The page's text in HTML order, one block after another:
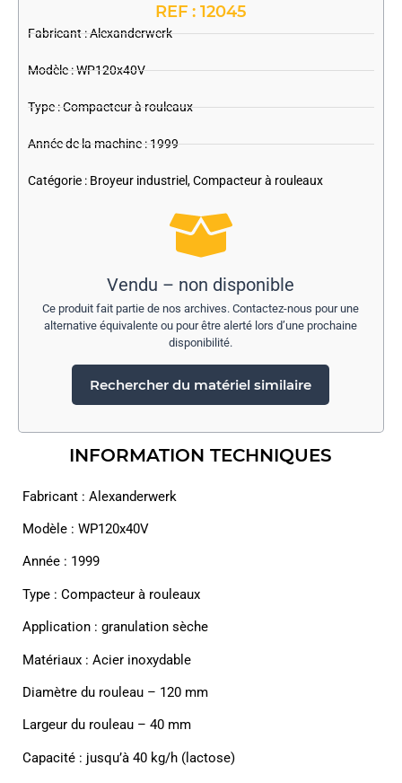
REF : 12045
Fabricant :Alexanderwerk
Modèle : WP120x40V
Type : Compacteur à rouleaux
Année de la machine : 1999
Catégorie : Broyeur industriel,Compacteur à rouleaux
Vendu – non disponible
Ce produit fait partie de nos archives. Contactez-nous pour une
alternative équivalente ou pour être alerté lors d’une prochaine
disponibilité.
Rechercher du matériel similaire
INFORMATION TECHNIQUES
Fabricant : Alexanderwerk
Modèle : WP120x40V
Année : 1999
Type : Compacteur à rouleaux
Application : granulation sèche
Matériaux : Acier inoxydable
Diamètre du rouleau – 120 mm
Largeur du rouleau – 40 mm
Capacité : jusqu’à 40 kg/h (lactose)